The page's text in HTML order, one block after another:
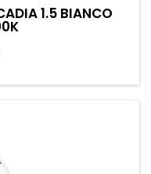
1.5 BIANCO